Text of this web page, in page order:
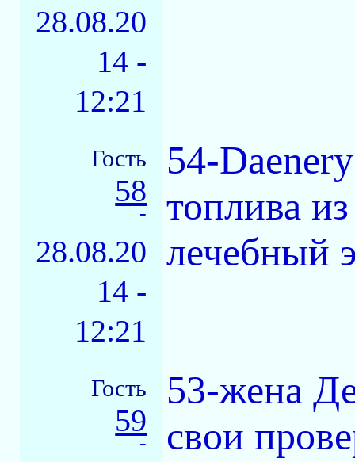
28.08.20
14 -
12:21
Гость
58
-
28.08.20
14 -
12:21
54-
топлива
лечебный
Гость
59
-
53-жена
свои